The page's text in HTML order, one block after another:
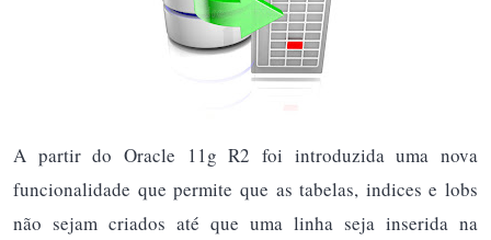
A partir do Oracle 11g R2 foi introduzida uma nova
funcionalidade que permite que as tabelas, indices e lobs
não sejam criados até que uma linha seja inserida na